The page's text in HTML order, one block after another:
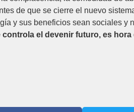
de que se cierre el nuevo
y sus beneficios sean sociales y
el devenir futuro, es